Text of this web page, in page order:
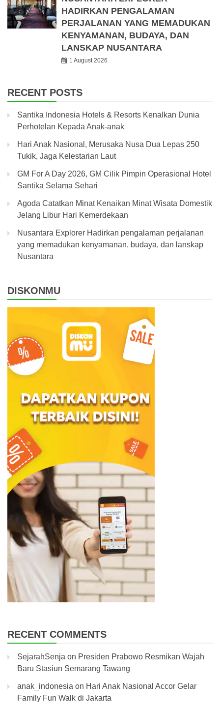
HADIRKAN PENGALAMAN
PERJALANAN YANG MEMADUKAN
KENYAMANAN, BUDAYA, DAN
LANSKAP NUSANTARA
1 August 2026
RECENT POSTS
Santika Indonesia Hotels & Resorts Kenalkan Dunia
Perhotelan Kepada Anak-anak
Hari Anak Nasional, Merusaka Nusa Dua Lepas 250
Tukik, Jaga Kelestarian Laut
GM For A Day 2026, GM Cilik Pimpin Operasional Hotel
Santika Selama Sehari
Agoda Catatkan Minat Kenaikan Minat Wisata Domestik
Jelang Libur Hari Kemerdekaan
Nusantara Explorer Hadirkan pengalaman perjalanan
yang memadukan kenyamanan, budaya, dan lanskap
Nusantara
DISKONMU
RECENT COMMENTS
SejarahSenja on Presiden Prabowo Resmikan Wajah
Baru Stasiun Semarang Tawang
anak_indonesia on Hari Anak Nasional Accor Gelar
Family Fun Walk di Jakarta